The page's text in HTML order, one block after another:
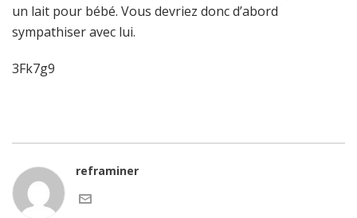
un lait pour bébé. Vous devriez donc d’abord
sympathiser avec lui.
3Fk7g9
reframiner